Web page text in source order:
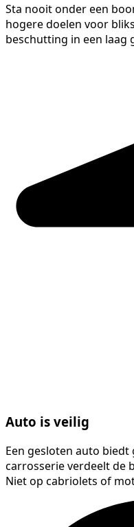
Sta nooit onder een
hogere doelen voor
beschutting in een laag
Auto is veilig
Een gesloten auto
carrosserie verdeelt de
Niet op cabriolets of